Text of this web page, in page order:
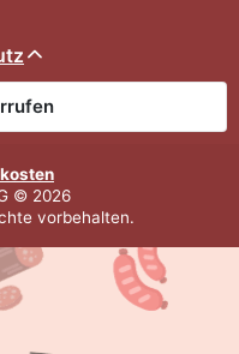
© 2026
vorbehalten.